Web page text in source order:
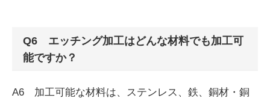
Q6 エッチング加工はどんな材料でも加工可
能ですか？
A6 加工可能な材料は、ステンレス、鉄、銅材・銅